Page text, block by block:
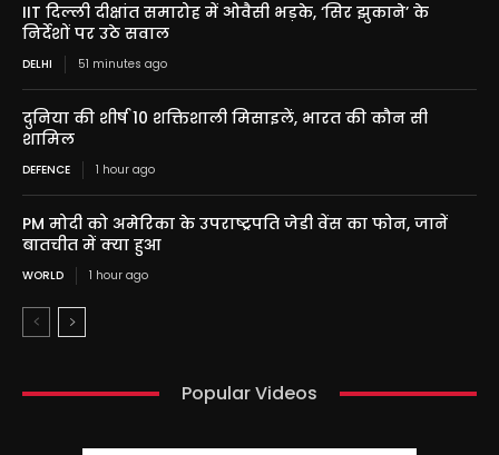
IIT दिल्ली दीक्षांत समारोह में ओवैसी भड़के, ‘सिर झुकाने’ के
निर्देशों पर उठे सवाल
DELHI 51 minutes ago
दुनिया की शीर्ष 10 शक्तिशाली मिसाइलें, भारत की कौन सी
शामिल
DEFENCE 1 hour ago
PM मोदी को अमेरिका के उपराष्ट्रपति जेडी वेंस का फोन, जानें
बातचीत में क्या हुआ
WORLD 1 hour ago
Popular Videos